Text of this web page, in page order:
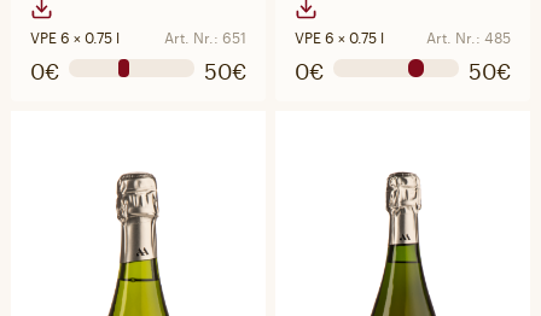
VPE 6 × 0.75 l
Art. Nr.: 651
0€ 50€
VPE 6 × 0.75 l
Art. Nr.: 485
0€ 50€